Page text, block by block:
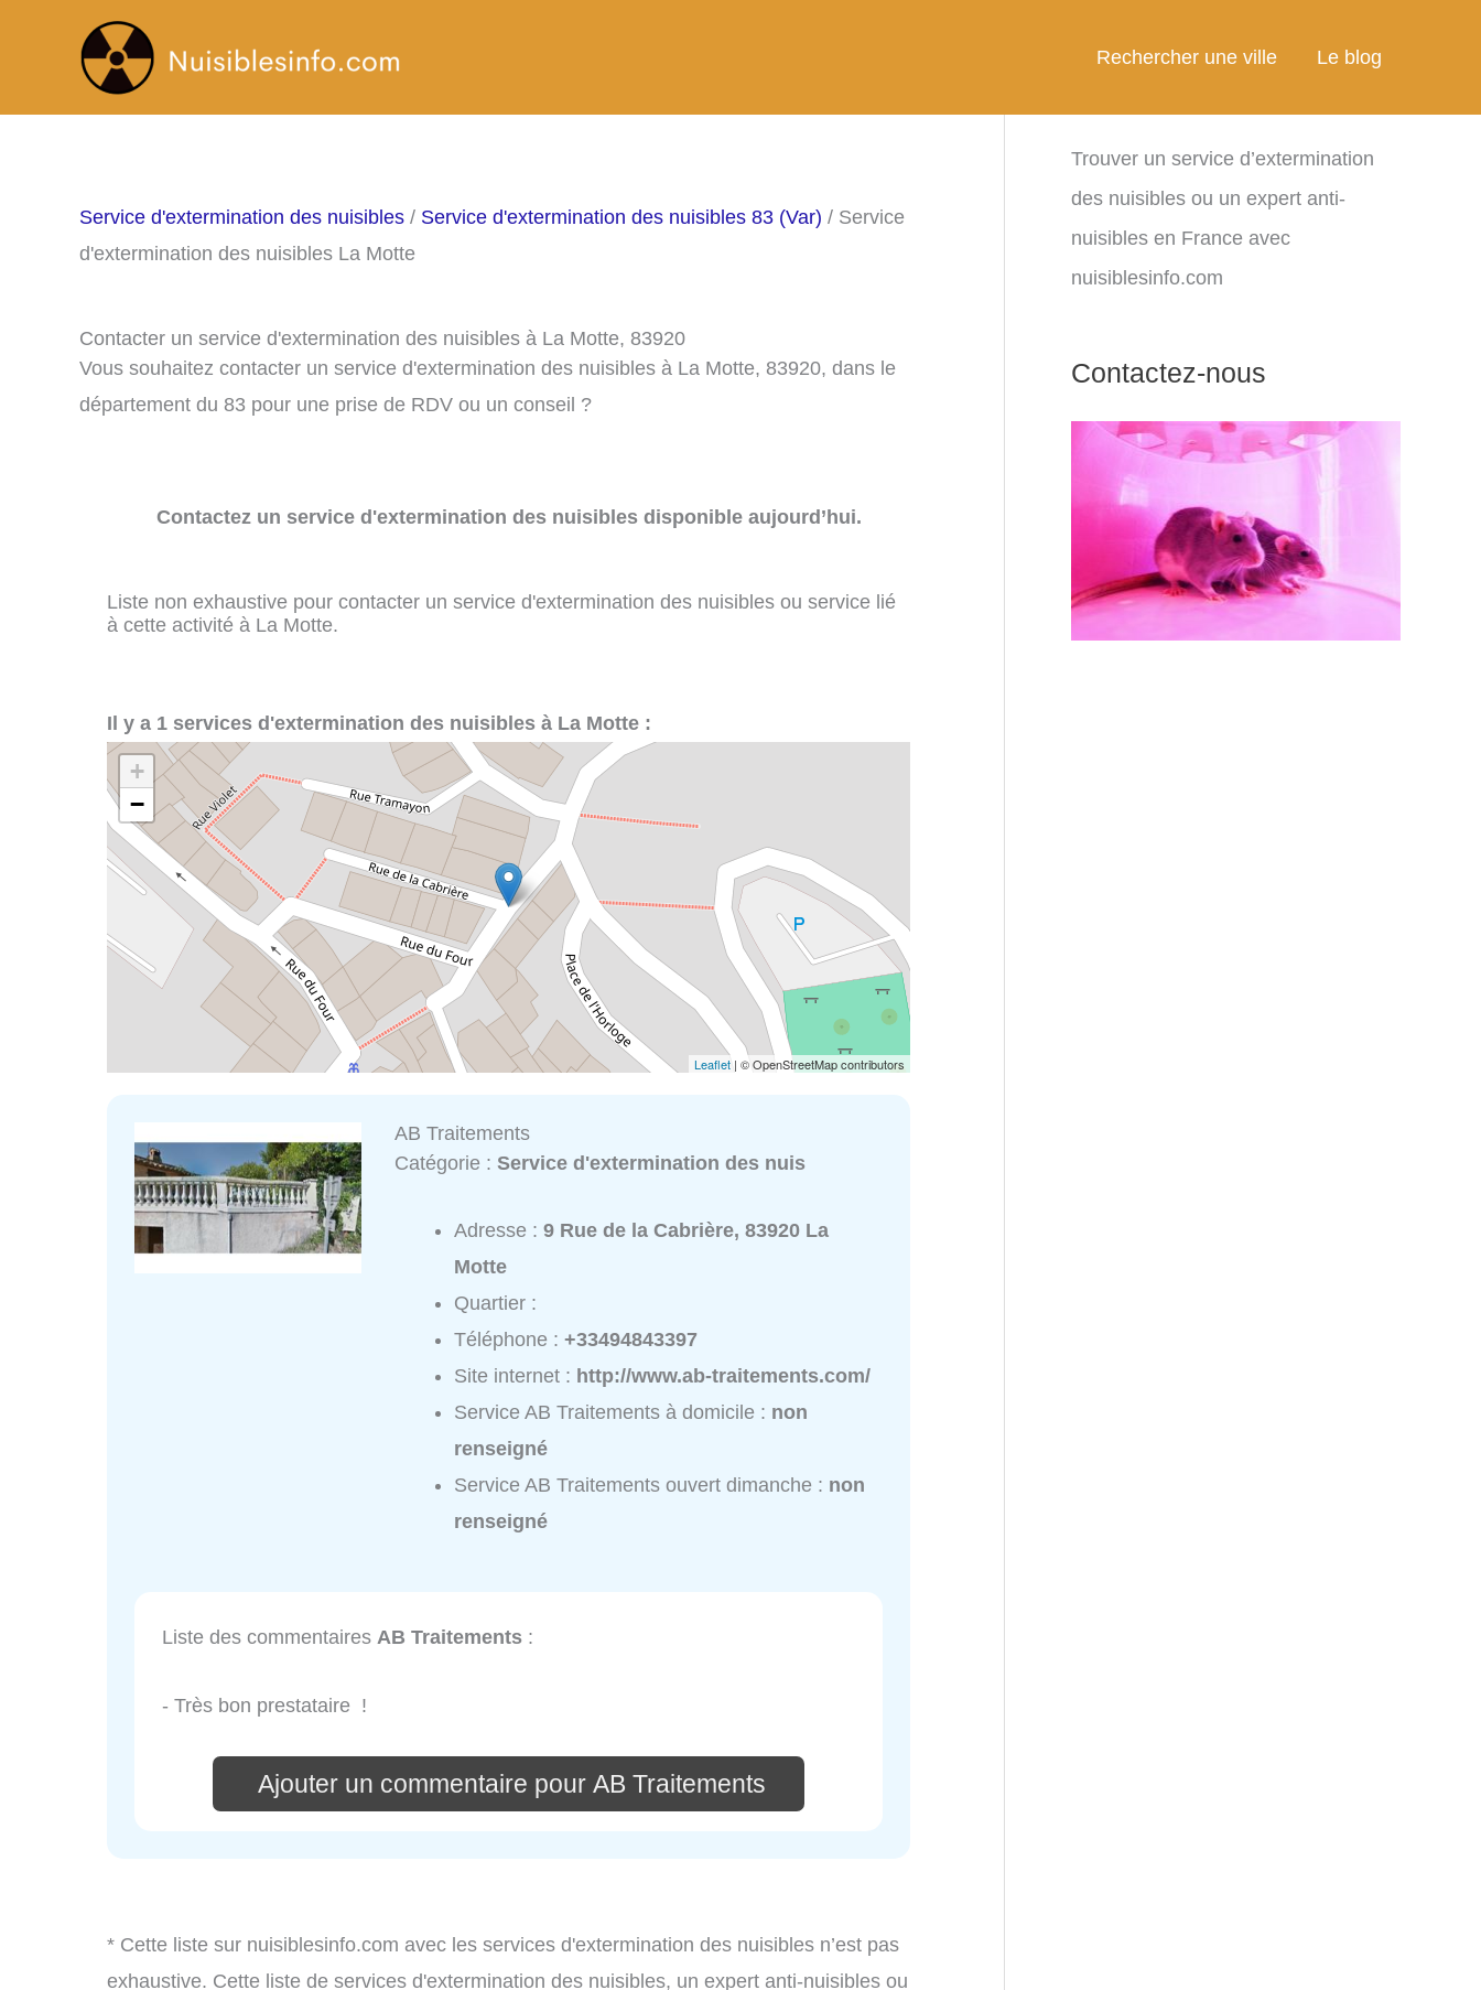
Rechercher une ville Le blog
Service d'extermination des nuisibles / Service d'extermination des nuisibles 83 (Var) / Service
d'extermination des nuisibles La Motte
Contacter un service d'extermination des nuisibles à La Motte, 83920
Vous souhaitez contacter un service d'extermination des nuisibles à La Motte, 83920, dans le
département du 83 pour une prise de RDV ou un conseil ?
Contactez un service d'extermination des nuisibles disponible aujourd’hui.
Liste non exhaustive pour contacter un service d'extermination des nuisibles ou service lié
à cette activité à La Motte.
Il y a 1 services d'extermination des nuisibles à La Motte :
+
−
Leaflet | © OpenStreetMap contributors
AB Traitements
Catégorie :Service d'extermination des nuis
Adresse :9 Rue de la Cabrière, 83920 La
Motte
Quartier :
Téléphone :+33494843397
Site internet : http://www.ab-traitements.com/
Service AB Traitements à domicile : non
renseigné
Service AB Traitements ouvert dimanche : non
renseigné
Liste des commentaires AB Traitements :
- Très bon prestataire !
Ajouter un commentaire pour AB Traitements
* Cette liste sur nuisiblesinfo.com avec les services d'extermination des nuisibles n’est pas
exhaustive. Cette liste de services d'extermination des nuisibles, un expert anti-nuisibles ou
Trouver un service d’extermination
des nuisibles ou un expert anti-
nuisibles en France avec
nuisiblesinfo.com
Contactez-nous